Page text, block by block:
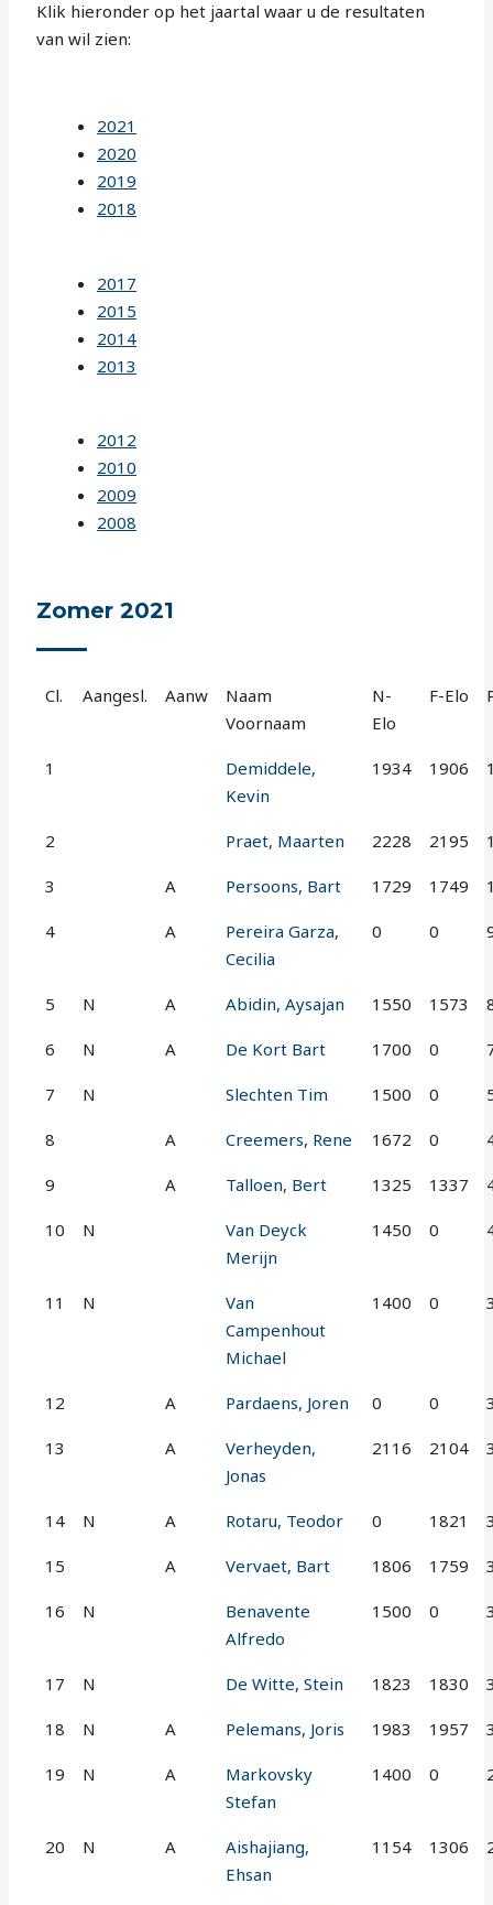
Klik hieronder op het jaartal waar u de resultaten
van wil zien:
2021
2020
2019
2018
2017
2015
2014
2013
2012
2010
2009
2008
Zomer 2021
Cl. Aangesl. Aanw
Naam
Voornaam
N-
Elo
F-Elo
1
Demiddele,
Kevin
1934 1906
2 Praet, Maarten 2228 2195
3 A Persoons, Bart 1729 1749
4 A
Pereira Garza,
Cecilia
0 0
5 N A Abidin, Aysajan 1550 1573
6 N A De Kort Bart 1700 0
7 N Slechten Tim 1500 0
8 A Creemers, Rene 1672 0
9 A Talloen, Bert 1325 1337
10 N
Van Deyck
Merijn
1450 0
11 N
Van
Campenhout
Michael
1400 0
12 A Pardaens, Joren 0 0
13 A
Verheyden,
Jonas
2116 2104
14 N A Rotaru, Teodor 0 1821
15 A Vervaet, Bart 1806 1759
16 N
Benavente
Alfredo
1500 0
17 N De Witte, Stein 1823 1830
18 N A Pelemans, Joris 1983 1957
19 N A
Markovsky
Stefan
1400 0
20 N A
Aishajiang,
Ehsan
1154 1306